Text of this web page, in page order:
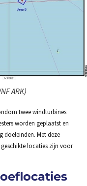
ARK)
twee windturbines
worden geplaatst en
doeleinden. Met deze
locaties zijn voor